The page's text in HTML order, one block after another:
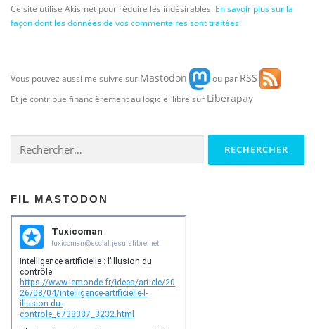
Ce site utilise Akismet pour réduire les indésirables. En savoir plus sur la
façon dont les données de vos commentaires sont traitées.
Vous pouvez aussi me suivre sur Mastodon ou par RSS
Et je contribue financièrement au logiciel libre sur Liberapay
FIL MASTODON